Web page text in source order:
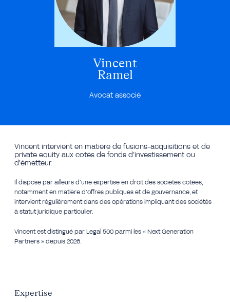
Vincent
Ramel
Avocat associé
Vincent intervient en matière de fusions-acquisitions et de
private equity aux cotés de fonds d’investissement ou
d’émetteur.
Il dispose par ailleurs d’une expertise en droit des sociétés cotées,
notamment en matière d’offres publiques et de gouvernance, et
intervient régulièrement dans des opérations impliquant des sociétés
à statut juridique particulier.
Vincent est distingué par Legal 500 parmi les « Next Generation
Partners » depuis 2026.
Expertise